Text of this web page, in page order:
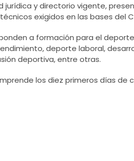
jurídica y directorio vigente,
exigidos en las bases del
a formación para el
deporte laboral,
deportiva, entre otras.
los diez primeros días de